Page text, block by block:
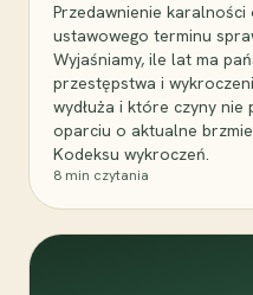
Przedawnienie karalności
ustawowego terminu
Wyjaśniamy, ile lat ma
przestępstwa i
wydłuża i które czyny
oparciu o aktualne
Kodeksu wykroczeń.
8 min czytania